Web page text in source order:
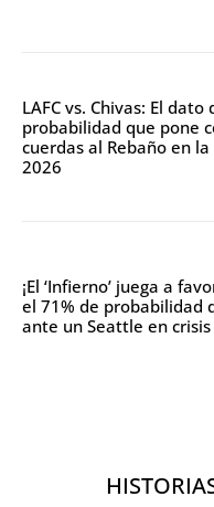
LAFC vs. Chivas: El dato
probabilidad que pone
cuerdas al Rebaño en la
2026
¡El ‘Infierno’ juega a
el 71% de probabilidad
ante un Seattle en crisis